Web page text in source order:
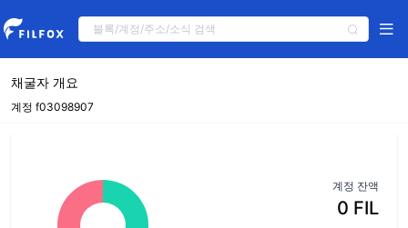
채굴자 개요
계정 f03098907
계정 잔액
0 FIL